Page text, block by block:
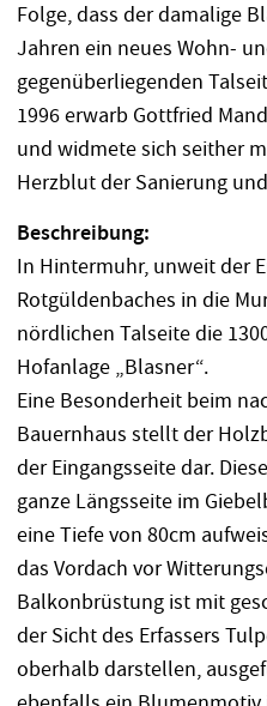
Folge, dass der damalige
Jahren ein neues Wohn-
gegenüberliegenden
1996 erwarb Gottfried
und widmete sich seither
Herzblut der Sanierung
Beschreibung:
In Hintermuhr, unweit der
Rotgüldenbaches in die
nördlichen Talseite die
Hofanlage „Blasner“.
Eine Besonderheit beim
Bauernhaus stellt der
der Eingangsseite dar.
ganze Längsseite im
eine Tiefe von 80cm
das Vordach vor
Balkonbrüstung ist mit
der Sicht des Erfassers
oberhalb darstellen,